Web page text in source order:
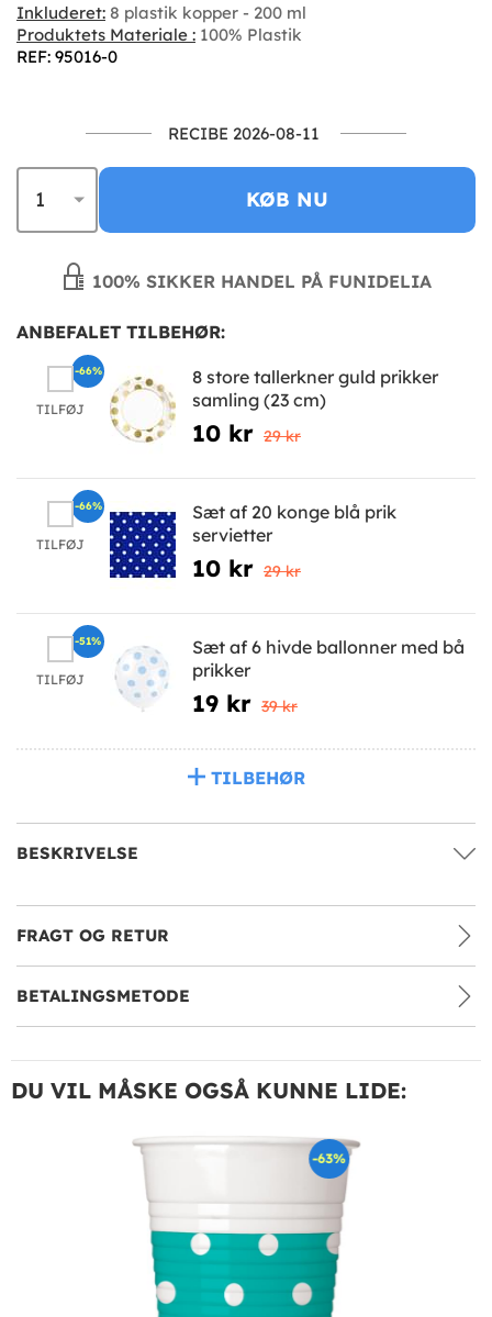
Inkluderet: 8 plastik kopper - 200 ml
Produktets Materiale : 100% Plastik
REF: 95016-0
RECIBE 2026-08-11
KØB NU
100% SIKKER HANDEL PÅ FUNIDELIA
ANBEFALET TILBEHØR:
TILFØJ
8 store tallerkner guld prikker
samling (23 cm)
10 kr 29 kr
-66%
TILFØJ
Sæt af 20 konge blå prik
servietter
10 kr 29 kr
-66%
TILFØJ
Sæt af 6 hivde ballonner med bå
prikker
19 kr 39 kr
-51%
TILBEHØR
BESKRIVELSE
FRAGT OG RETUR
BETALINGSMETODE
DU VIL MÅSKE OGSÅ KUNNE LIDE:
-63%